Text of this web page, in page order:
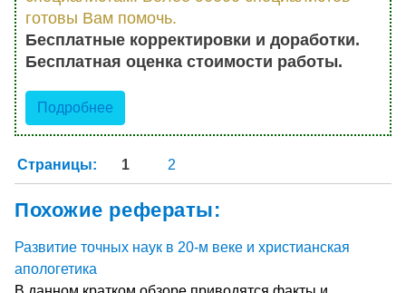
готовы Вам помочь.
Бесплатные корректировки и доработки.
Бесплатная оценка стоимости работы.
Подробнее
Страницы: 1 2
Похожие рефераты:
Развитие точных наук в 20-м веке и христианская
апологетика